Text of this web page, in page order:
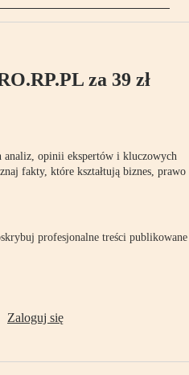
za 39 zł
analiz, opinii ekspertów i kluczowych
fakty, które kształtują biznes, prawo
profesjonalne treści publikowane
Zaloguj się